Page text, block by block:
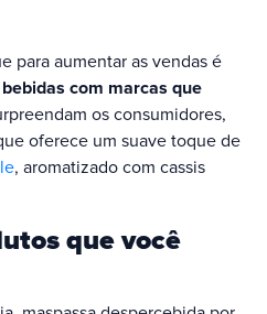
para aumentar as vendas é
com marcas que
os consumidores,
oferece um suave toque de
, aromatizado com cassis
que você